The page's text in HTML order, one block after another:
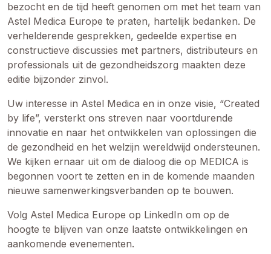
bezocht en de tijd heeft genomen om met het team van
Astel Medica Europe te praten, hartelijk bedanken. De
verhelderende gesprekken, gedeelde expertise en
constructieve discussies met partners, distributeurs en
professionals uit de gezondheidszorg maakten deze
editie bijzonder zinvol.
Uw interesse in Astel Medica en in onze visie, “Created
by life”, versterkt ons streven naar voortdurende
innovatie en naar het ontwikkelen van oplossingen die
de gezondheid en het welzijn wereldwijd ondersteunen.
We kijken ernaar uit om de dialoog die op MEDICA is
begonnen voort te zetten en in de komende maanden
nieuwe samenwerkingsverbanden op te bouwen.
Volg Astel Medica Europe op LinkedIn om op de
hoogte te blijven van onze laatste ontwikkelingen en
aankomende evenementen.